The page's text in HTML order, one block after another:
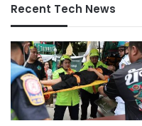
Recent Tech News